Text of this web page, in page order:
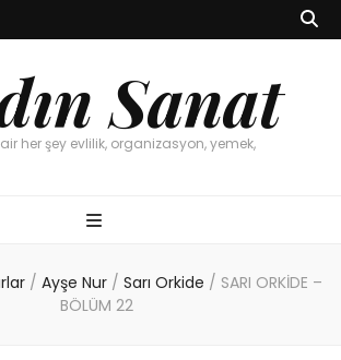
Sanat
her şey evlilik, organizasyon, yemek,
/ Ayşe Nur / Sarı Orkide / SARI ORKİDE –
BÖLÜM 22